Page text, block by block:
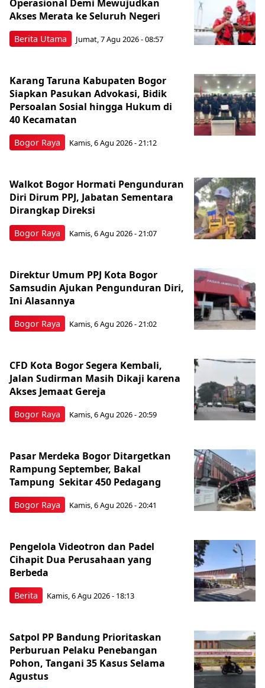
Berita Utama
Operasional Demi Mewujudkan
Akses Merata ke Seluruh Negeri
Jumat, 7 Agu 2026 - 08:57
Bogor Raya
Karang Taruna Kabupaten Bogor
Siapkan Pasukan Advokasi, Bidik
Persoalan Sosial hingga Hukum di
40 Kecamatan
Kamis, 6 Agu 2026 - 21:12
Bogor Raya
Walkot Bogor Hormati Pengunduran
Diri Dirum PPJ, Jabatan Sementara
Dirangkap Direksi
Kamis, 6 Agu 2026 - 21:07
Bogor Raya
Direktur Umum PPJ Kota Bogor
Samsudin Ajukan Pengunduran Diri,
Ini Alasannya
Kamis, 6 Agu 2026 - 21:02
Bogor Raya
CFD Kota Bogor Segera Kembali,
Jalan Sudirman Masih Dikaji karena
Akses Jemaat Gereja
Kamis, 6 Agu 2026 - 20:59
Bogor Raya
Pasar Merdeka Bogor Ditargetkan
Rampung September, Bakal
Tampung Sekitar 450 Pedagang
Kamis, 6 Agu 2026 - 20:41
Berita
Pengelola Videotron dan Padel
Cihapit Dua Perusahaan yang
Berbeda
Kamis, 6 Agu 2026 - 18:13
Satpol PP Bandung Prioritaskan
Perburuan Pelaku Penebangan
Pohon, Tangani 35 Kasus Selama
Agustus